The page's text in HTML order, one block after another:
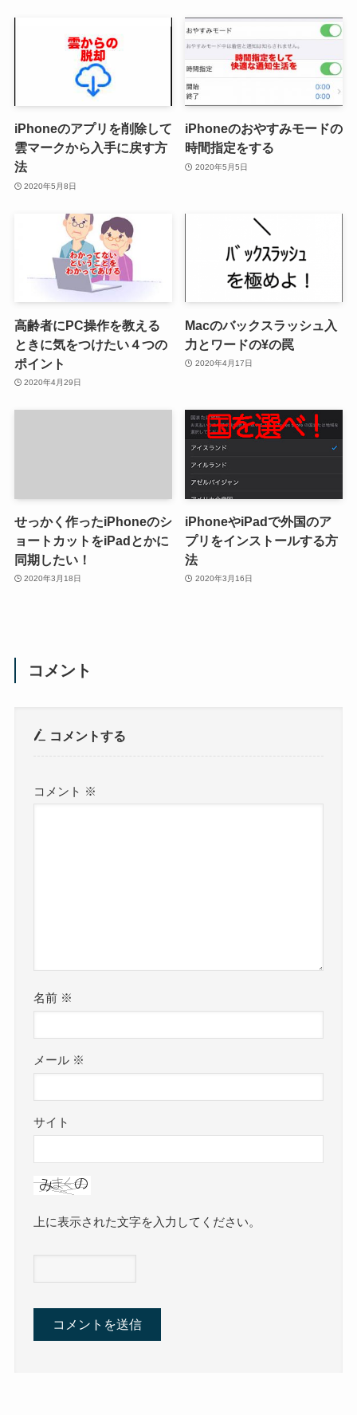
iPhoneのアプリを削除して
雲マークから入手に戻す方
法
2020年5月8日
iPhoneのおやすみモードの
時間指定をする
2020年5月5日
高齢者にPC操作を教える
ときに気をつけたい４つの
ポイント
2020年4月29日
Macのバックスラッシュ入
力とワードの¥の罠
2020年4月17日
せっかく作ったiPhoneのシ
ョートカットをiPadとかに
同期したい！
2020年3月18日
iPhoneやiPadで外国のア
プリをインストールする方
法
2020年3月16日
コメント
コメントする
コメント ※
名前 ※
メール ※
サイト
上に表示された文字を入力してください。